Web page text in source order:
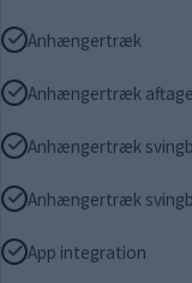
Anhængertræk
Anhængertræk
Anhængertræk
Anhængertræk
App integration